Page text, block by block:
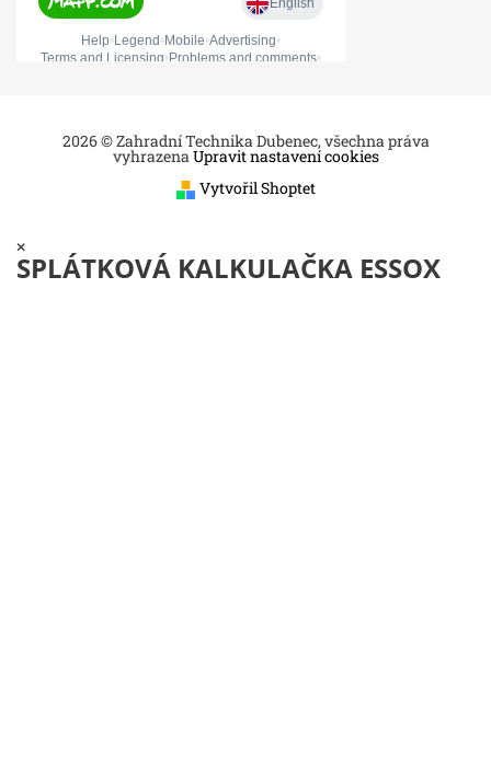
2026 © Zahradní Technika Dubenec, všechna práva
vyhrazenaUpravit nastavení cookies
Vytvořil Shoptet
×
SPLÁTKOVÁ KALKULAČKA ESSOX